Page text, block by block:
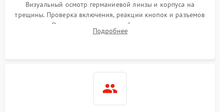
Визуальный осмотр германиевой линзы и корпуса на
трещины. Проверка включения, реакции кнопок и разъемов
зарядки. Оценка вывода тепловой сигнатуры на экран,
проверка базовых функций и считывание системных
Подробнее